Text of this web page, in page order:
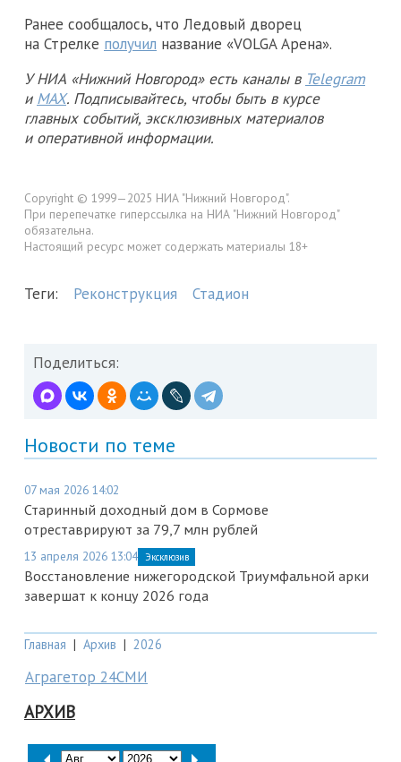
Ранее сообщалось, что Ледовый дворец
на Стрелке получил название «VOLGA Арена».
У НИА «Нижний Новгород» есть каналы в Telegram
и MAX. Подписывайтесь, чтобы быть в курсе
главных событий, эксклюзивных материалов
и оперативной информации.
Copyright © 1999—2025 НИА "Нижний Новгород".
При перепечатке гиперссылка на НИА "Нижний Новгород"
обязательна.
Настоящий ресурс может содержать материалы 18+
Теги: Реконструкция Стадион
Поделиться:
Новости по теме
07 мая 2026 14:02
Старинный доходный дом в Сормове
отреставрируют за 79,7 млн рублей
13 апреля 2026 13:04 Эксклюзив
Восстановление нижегородской Триумфальной арки
завершат к концу 2026 года
Главная | Архив | 2026
Аграгетор 24СМИ
АРХИВ